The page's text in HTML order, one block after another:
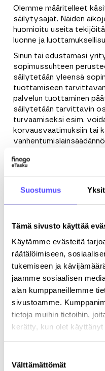
Suostumus
Tämä sivusto käyttää
Käytämme evästeitä
räätälöimiseen,
tukemiseen ja
jaamme sosiaalisen
alan kumppaneillemme
sivustoamme.
tietoja muihin tietoihin,
kerätty, kun olet käyttänyt
valinta
Välttämättömät
Olemme määritelleet
säilytysajat. Näiden
huomioitu useita
luonne ja
Sinun tai edustamasi
sopimussuhteen
säilytetään yleensä
tuottamiseen tarvittavan
palvelun tuottaminen
säilytetään tarvittavin
turvaamiseksi esim.
korvausvaatimuksiin tai
myös noudattaaksemme
Oikeutetun edun
on varmistettu.
suoramarkkinointi.
Jos henkilötietoja
velvoitteiden
vaatimusten mukaisesti.
säilytysvelvollisuudesta
kirjanpitoa ja rahanpesua
Suostumuksen
säilytysaika määräytyy